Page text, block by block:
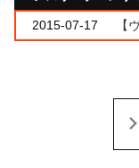
2015-07-17 【